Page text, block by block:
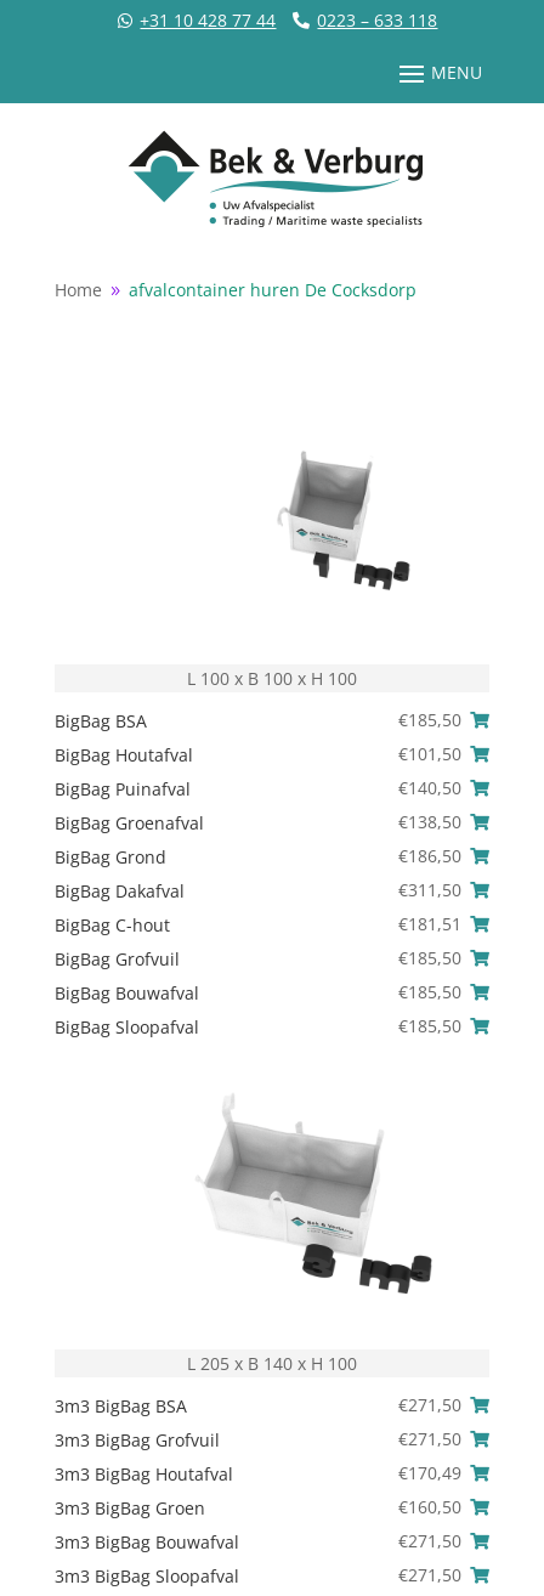
+31 10 428 77 44 0223 – 633 118
Home 9 afvalcontainer huren De Cocksdorp
L 100 x B 100 x H 100
BigBag BSA
€185,50
BigBag Houtafval
€101,50
BigBag Puinafval
€140,50
BigBag Groenafval
€138,50
BigBag Grond
€186,50
BigBag Dakafval
€311,50
BigBag C-hout
€181,51
BigBag Grofvuil
€185,50
BigBag Bouwafval
€185,50
BigBag Sloopafval
€185,50
L 205 x B 140 x H 100
3m3 BigBag BSA
€271,50
3m3 BigBag Grofvuil
€271,50
3m3 BigBag Houtafval
€170,49
3m3 BigBag Groen
€160,50
3m3 BigBag Bouwafval
€271,50
3m3 BigBag Sloopafval
€271,50